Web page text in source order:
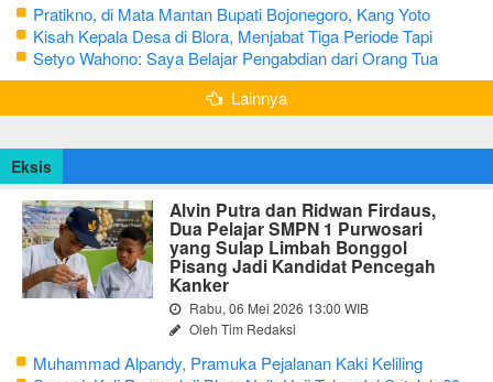
Pratikno, di Mata Mantan Bupati Bojonegoro, Kang Yoto
Kisah Kepala Desa di Blora, Menjabat Tiga Periode Tapi
Masih Hidup Sederhana
Setyo Wahono: Saya Belajar Pengabdian dari Orang Tua
Lainnya
Eksis
Alvin Putra dan Ridwan Firdaus,
Dua Pelajar SMPN 1 Purwosari
yang Sulap Limbah Bonggol
Pisang Jadi Kandidat Pencegah
Kanker
Rabu, 06 Mei 2026 13:00 WIB
Oleh Tim Redaksi
Muhammad Alpandy, Pramuka Pejalanan Kaki Keliling